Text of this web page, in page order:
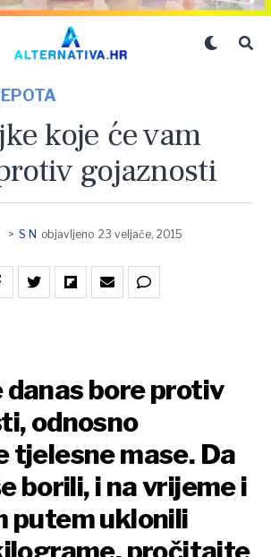
koje će vam
gojaznosti
> S N objavljeno 23 veljače, 2015
danas bore protiv
odnosno
tjelesne mase. Da
borili, i na vrijeme i
putem uklonili